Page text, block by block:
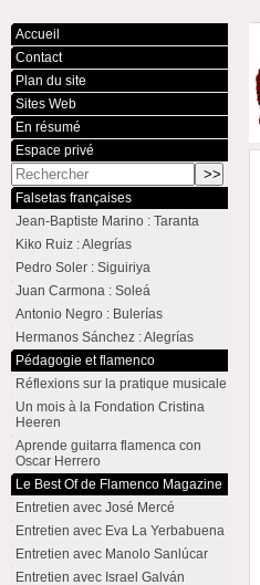
Accueil
Contact
Plan du site
Sites Web
En résumé
Espace privé
Falsetas françaises
Jean-Baptiste Marino : Taranta
Kiko Ruiz : Alegrías
Pedro Soler : Siguiriya
Juan Carmona : Soleá
Antonio Negro : Bulerías
Hermanos Sánchez : Alegrías
Pédagogie et flamenco
Réflexions sur la pratique musicale
Un mois à la Fondation Cristina
Heeren
Aprende guitarra flamenca con
Oscar Herrero
Le Best Of de Flamenco Magazine
Entretien avec José Mercé
Entretien avec Eva La Yerbabuena
Entretien avec Manolo Sanlúcar
Entretien avec Israel Galván